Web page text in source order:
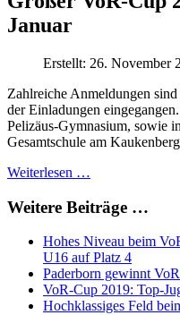
Januar
Erstellt: 26. November
Zahlreiche Anmeldungen
der Einladungen
Pelizäus-Gymnasium, sowie
Gesamtschule am
Weiterlesen …
Weitere Beiträge …
Hohes Niveau beim
U16 auf Platz 4
Paderborn gewinnt
VoR-Cup 2019: Top-
Hochklassiges Feld